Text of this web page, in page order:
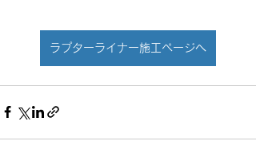
ラプターライナー施工ページへ